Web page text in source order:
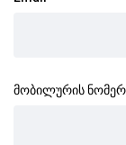
მობილურის